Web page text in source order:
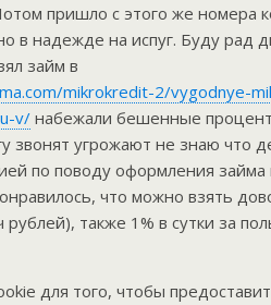
пришло с этого же номера
в надежде на испуг. Буду рад
займ в
mikrokredit-2/vygodnye-
v/ набежали бешенные
звонят угрожают не знаю что
по поводу оформления
что можно взять
рублей), также 1% в сутки за
для того, чтобы